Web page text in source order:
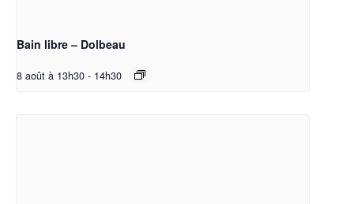
Bain libre – Dolbeau
8 août à 13h30 - 14h30